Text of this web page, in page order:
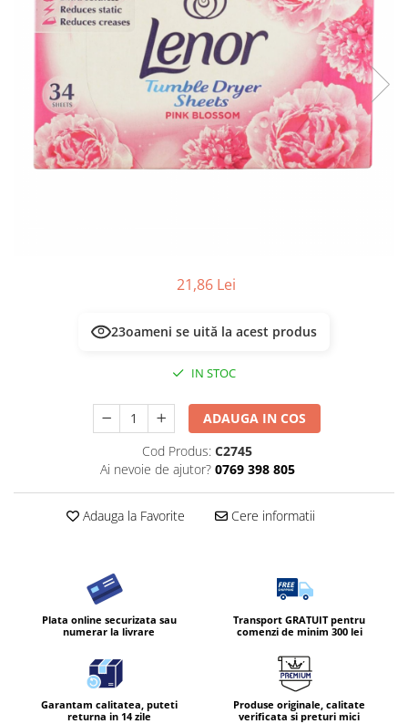
Masca & Gel de par
Vopsea de par
Servetele Umede & Uscate
21,86 Lei
23oameni se uită la acest produs
IN STOC
ADAUGA IN COS
Cod Produs: C2745
Ai nevoie de ajutor? 0769 398 805
Adauga la Favorite Cere informatii
Plata online securizata sau
numerar la livrare
Transport GRATUIT pentru
comenzi de minim 300 lei
Garantam calitatea, puteti
returna in 14 zile
Produse originale, calitate
verificata si preturi mici